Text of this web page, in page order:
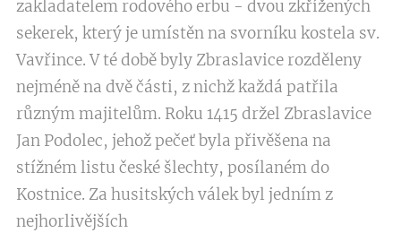
zakladatelem rodového erbu - dvou zkřížených
sekerek, který je umístěn na svorníku kostela sv.
Vavřince. V té době byly Zbraslavice rozděleny
nejméně na dvě části, z nichž každá patřila
různým majitelům. Roku 1415 držel Zbraslavice
Jan Podolec, jehož pečeť byla přivěšena na
stížném listu české šlechty, posílaném do
Kostnice. Za husitských válek byl jedním z
nejhorlivějších